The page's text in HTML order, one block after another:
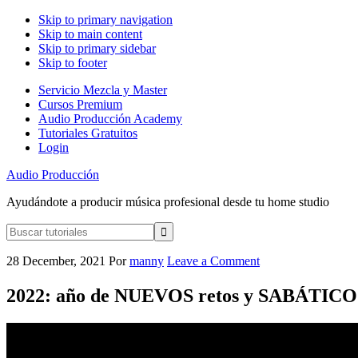
Skip to primary navigation
Skip to main content
Skip to primary sidebar
Skip to footer
Servicio Mezcla y Master
Cursos Premium
Audio Producción Academy
Tutoriales Gratuitos
Login
Audio Producción
Ayudándote a producir música profesional desde tu home studio
Buscar
tutoriales
28 December, 2021 Pormanny Leave a Comment
2022: año de NUEVOS retos y